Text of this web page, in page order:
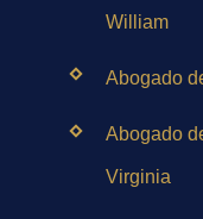
William
Abogado
Abogado
Virginia